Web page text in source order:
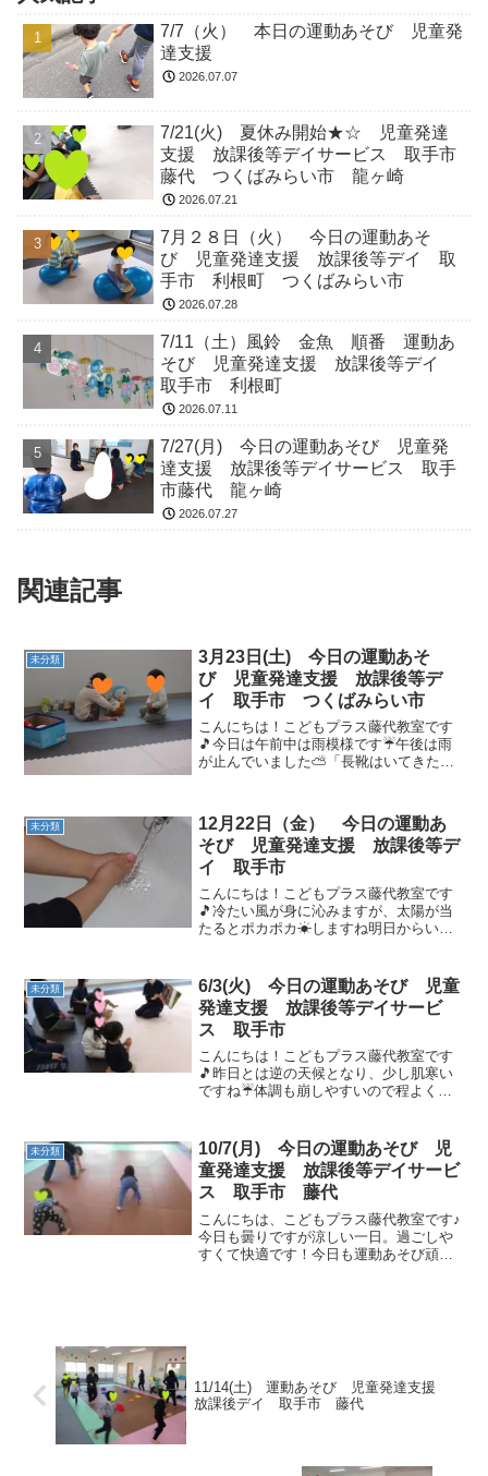
7/7（火） 本日の運動あそび 児童発
達支援
2026.07.07
7/21(火) 夏休み開始★☆ 児童発達
支援 放課後等デイサービス 取手市
藤代 つくばみらい市 龍ヶ崎
2026.07.21
7月２８日（火） 今日の運動あそ
び 児童発達支援 放課後等デイ 取
手市 利根町 つくばみらい市
2026.07.28
7/11（土）風鈴 金魚 順番 運動あ
そび 児童発達支援 放課後等デイ
取手市 利根町
2026.07.11
7/27(月) 今日の運動あそび 児童発
達支援 放課後等デイサービス 取手
市藤代 龍ヶ崎
2026.07.27
関連記事
未分類
3月23日(土) 今日の運動あそ
び 児童発達支援 放課後等デ
イ 取手市 つくばみらい市
こんにちは！こどもプラス藤代教室です
🎵今日は午前中は雨模様です☔午後は雨
が止んでいました⛅「長靴はいてきたよ
消毒もしっかりとできましたさあ、何を
して遊ぼうかな？お友達と...
未分類
12月22日（金） 今日の運動あ
そび 児童発達支援 放課後等デ
イ 取手市
こんにちは！こどもプラス藤代教室です
🎵冷たい風が身に沁みますが、太陽が当
たるとポカポカ☀しますね明日からいよ
みんな楽しみにしていますね🎅うがい手
洗い・消毒や水分補給も忘...
未分類
6/3(火) 今日の運動あそび 児童
発達支援 放課後等デイサービ
ス 取手市
こんにちは！こどもプラス藤代教室です
🎵昨日とは逆の天候となり、少し肌寒い
ですね☔体調も崩しやすいので程よく体
絵本をみました👀音に合わせてゴースト
ップ♬ペンギンさんやカニ...
未分類
10/7(月) 今日の運動あそび 児
童発達支援 放課後等デイサービ
ス 取手市 藤代
こんにちは、こどもプラス藤代教室です♪
今日も曇りですが涼しい一日。過ごしや
すくて快適です！今日も運動あそび頑張
11/14(土) 運動あそび 児童発達支援
放課後デイ 取手市 藤代